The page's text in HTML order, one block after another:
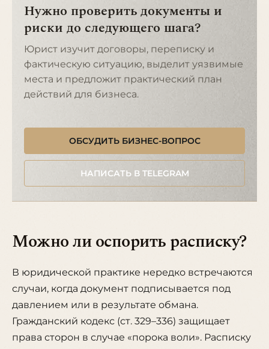
Нужно проверить документы и
риски до следующего шага?
Юрист изучит договоры, переписку и
фактическую ситуацию, выделит уязвимые
места и предложит практический план
действий для бизнеса.
ОБСУДИТЬ БИЗНЕС-ВОПРОС
НАПИСАТЬ В TELEGRAM
Можно ли оспорить расписку?
В юридической практике нередко встречаются
случаи, когда документ подписывается под
давлением или в результате обмана.
Гражданский кодекс (ст. 329–336) защищает
права сторон в случае «порока воли». Расписку